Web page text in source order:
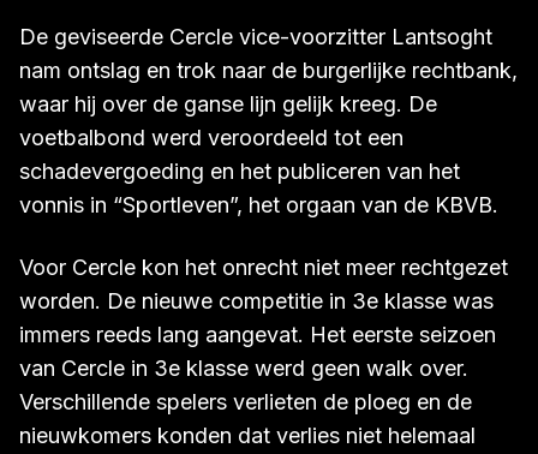
De geviseerde Cercle vice-voorzitter Lantsoght
nam ontslag en trok naar de burgerlijke rechtbank,
waar hij over de ganse lijn gelijk kreeg. De
voetbalbond werd veroordeeld tot een
schadevergoeding en het publiceren van het
vonnis in “Sportleven”, het orgaan van de KBVB.
Voor Cercle kon het onrecht niet meer rechtgezet
worden. De nieuwe competitie in 3e klasse was
immers reeds lang aangevat. Het eerste seizoen
van Cercle in 3e klasse werd geen walk over.
Verschillende spelers verlieten de ploeg en de
nieuwkomers konden dat verlies niet helemaal